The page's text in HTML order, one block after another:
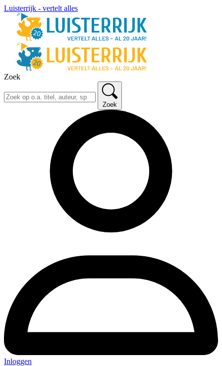
Luisterrijk - vertelt alles
Zoek
Zoek
Inloggen